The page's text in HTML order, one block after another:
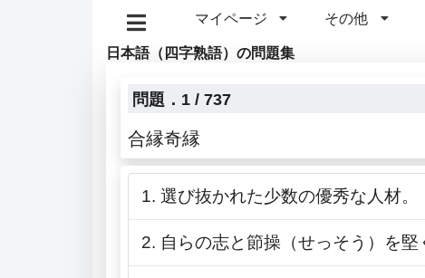
マイページ その他
日本語（四字熟語）の問題集
問題．1 / 737
合縁奇縁
1. 選び抜かれた少数の優秀な人材。
2. 自らの志と節操（せっそう）を堅